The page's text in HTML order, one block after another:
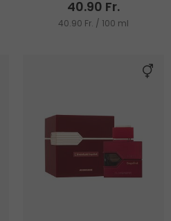
40.90 Fr.
40.90 Fr. / 100 ml